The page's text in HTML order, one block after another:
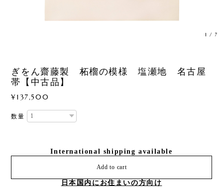
1 / 7
ぎをん齋藤製 柘榴の模様 塩瀬地 名古屋
帯【中古品】
¥137,500
数量
International shipping available
Add to cart
日本国内にお住まいの方向け